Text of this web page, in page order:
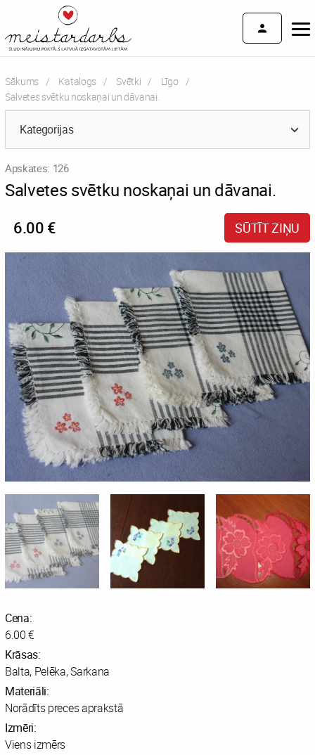
Sākums Katalogs Svētki
Līgo
Current:
Salvetes svētku noskaņai un dāvanai.
Kategorijas
Apskates: 126
Salvetes svētku noskaņai un dāvanai.
6.00 € SŪTĪT ZIŅU
Cena:
6.00 €
Krāsas:
Balta, Pelēka, Sarkana
Materiāli:
Norādīts preces aprakstā
Izmēri:
Viens izmērs